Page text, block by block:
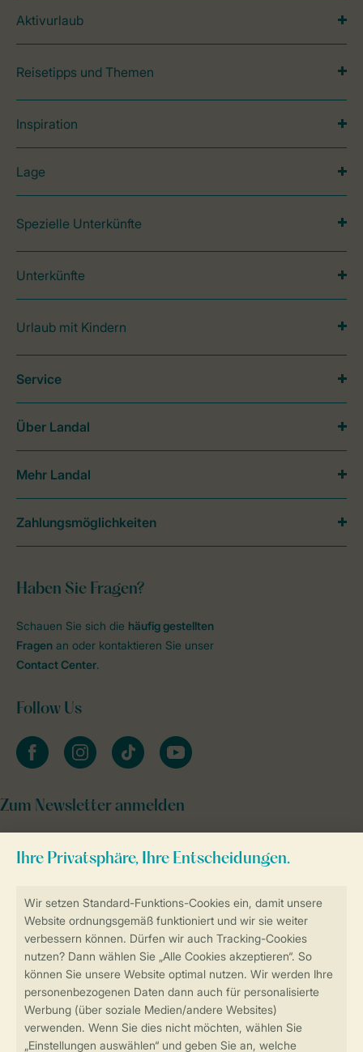
Sicher und schnell zur Online-Buchung
Sichere Datenübertragung
Sicheres Bezahlen
Aktivurlaub
Reisetipps und Themen
Inspiration
Lage
Spezielle Unterkünfte
Unterkünfte
Urlaub mit Kindern
Haben Sie Fragen?
Schauen Sie sich die häufig gestellten
Fragen an oder kontaktieren Sie unser
Contact Center.
Follow Us
facebookinstagramtiktok youtube
Zum Newsletter anmelden
Service
Über Landal
Mehr Landal
Zahlungsmöglichkeiten